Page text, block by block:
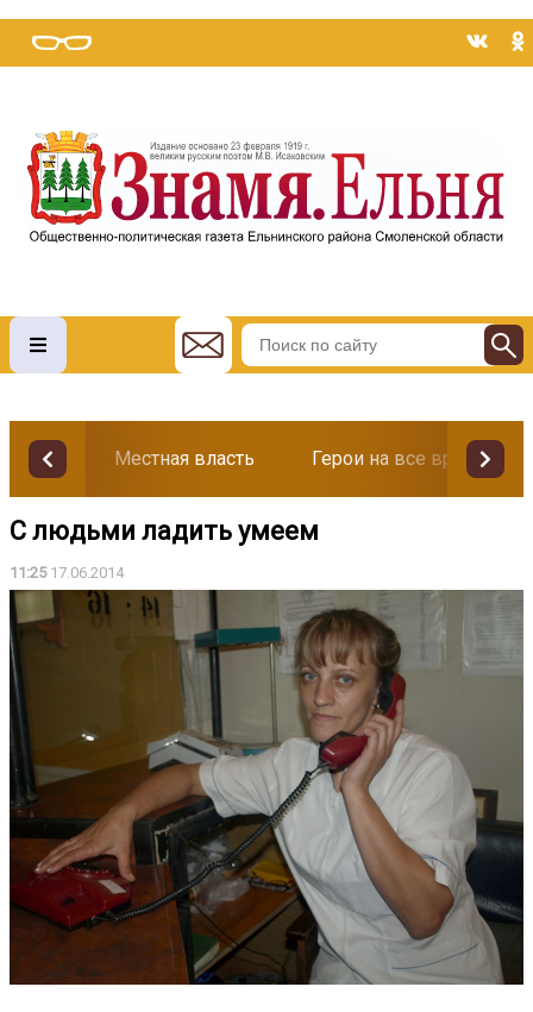
Местная власть Герои на все времена
С людьми ладить умеем
11:2517.06.2014